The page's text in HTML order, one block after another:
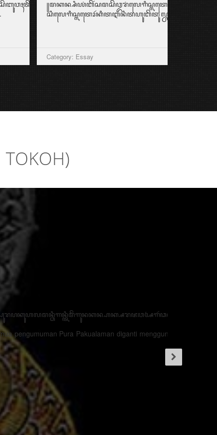
ꦱꦶꦭꦺꦒꦶꦱ꧀ꦭꦠꦺꦴꦂꦏꦶꦠꦆꦤꦶꦠꦲꦸꦧꦼꦠꦸꦭ꧀ꦕꦫꦚꦧ...
Category: Essay